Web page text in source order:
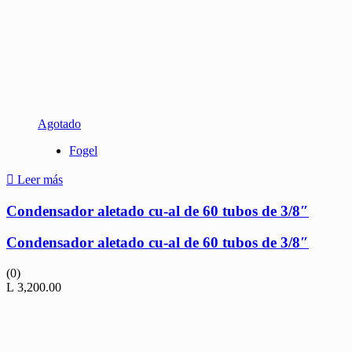
Agotado
Fogel
Leer más
Condensador aletado cu-al de 60 tubos de 3/8″
Condensador aletado cu-al de 60 tubos de 3/8″
(0)
L 3,200.00